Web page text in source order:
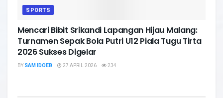
SPORTS
Mencari Bibit Srikandi Lapangan Hijau Malang:
Turnamen Sepak Bola Putri U12 Piala Tugu Tirta
2026 Sukses Digelar
BY SAM IDOEB 27 APRIL 2026 234